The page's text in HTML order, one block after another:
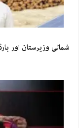
شمالی وزیرستان اور